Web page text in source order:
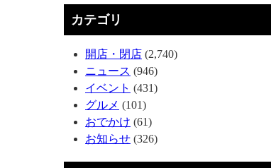
カテゴリ
開店・閉店 (2,740)
ニュース (946)
イベント (431)
グルメ (101)
おでかけ (61)
お知らせ (326)